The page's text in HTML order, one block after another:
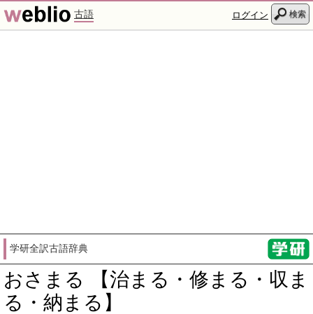
古語 ログイン 検索
学研全訳古語辞典
おさまる 【治まる・修まる・収ま
る・納まる】